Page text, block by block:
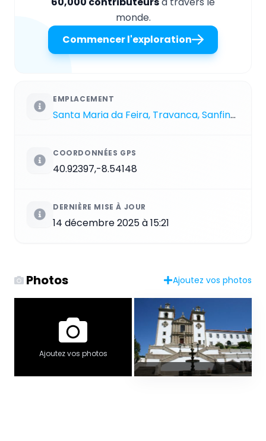
monde.
Commencer l'exploration
EMPLACEMENT
Santa Maria da Feira, Travanca, Sanfins e Espargo
COORDONNÉES GPS
40.92397,-8.54148
DERNIÈRE MISE À JOUR
14 décembre 2025 à 15:21
Photos Ajoutez vos photos
Ajoutez vos photos